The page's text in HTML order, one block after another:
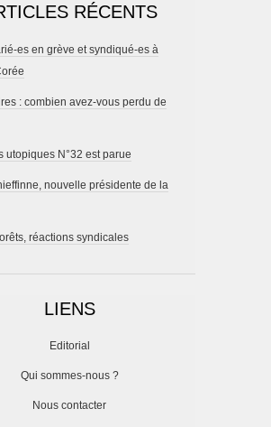
RÉCENTS
es en grève et syndiqué-es à
: combien avez-vous perdu de
utopiques N°32 est parue
nouvelle présidente de la
réactions syndicales
LIENS
Editorial
Qui sommes-nous ?
Nous contacter